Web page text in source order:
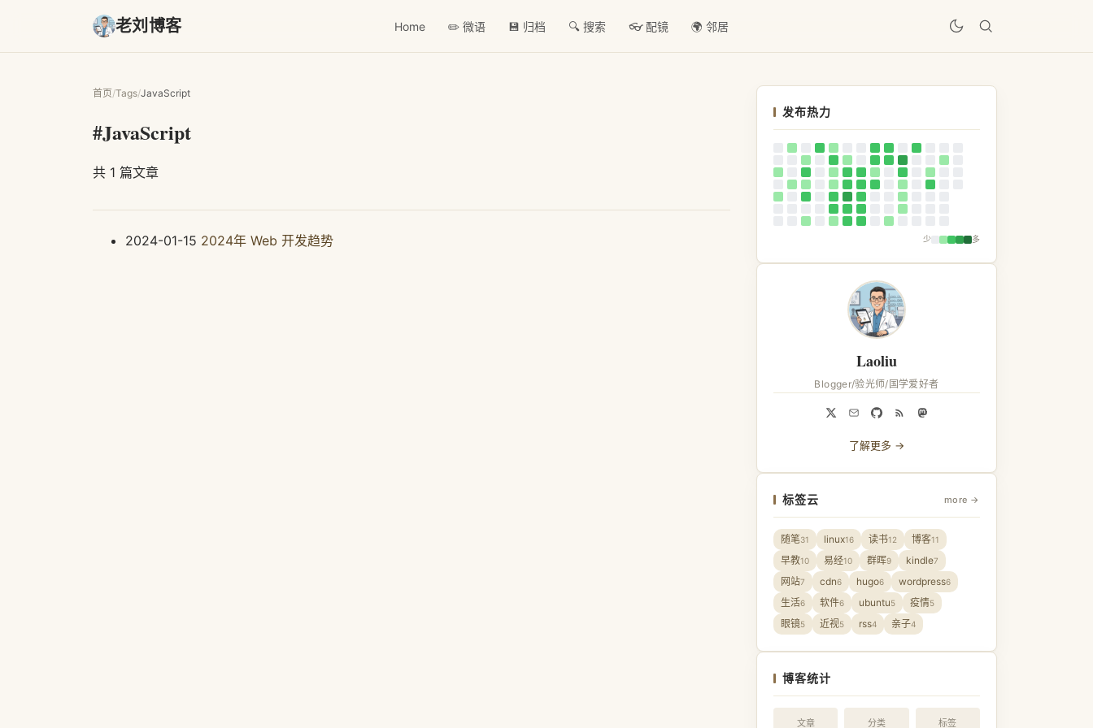
老刘博客 Home ✏️ 微语 💾 归档 🔍 搜索 👓 配镜 🌍 邻居
首页/Tags/JavaScript
#JavaScript
共 1 篇文章
2024-01-15 2024年 Web 开发趋势
发布热力
少 多
Laoliu
Blogger/验光师/国学爱好者
了解更多 →
标签云 more →
随笔31 linux16 读书12 博客11
早教10 易经10 群晖9 kindle7
网站7 cdn6 hugo6 wordpress6
生活6 软件6 ubuntu5 疫情5
眼镜5 近视5 rss4 亲子4
博客统计
文章 分类 标签